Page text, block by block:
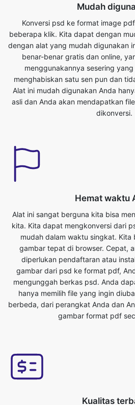
benar-benar gratis dan online,
menggunakannya sesering
menghabiskan satu sen pun dan
Alat ini mudah digunakan Anda
asli dan Anda akan mendapatkan
dikonversi.
Alat ini sangat berguna kita bisa
kita. Kita dapat mengkonversi dari
gambar tepat di browser. Cepat,
diperlukan pendaftaran atau
gambar dari psd ke format pdf,
mengunggah berkas psd. Anda
hanya memilih file yang ingin
berbeda, dari perangkat Anda dan
gambar format pdf
Kualitas gambar Anda tidak akan